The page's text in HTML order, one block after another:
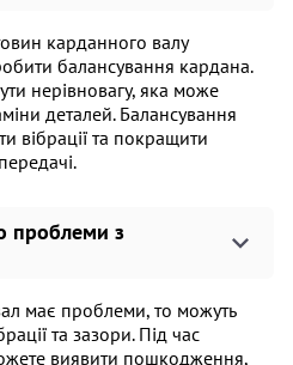
карданного валу
балансування кардана.
нерівновагу, яка може
деталей. Балансування
вібрації та покращити
проблеми з
має проблеми, то можуть
та зазори. Під час
виявити пошкодження,